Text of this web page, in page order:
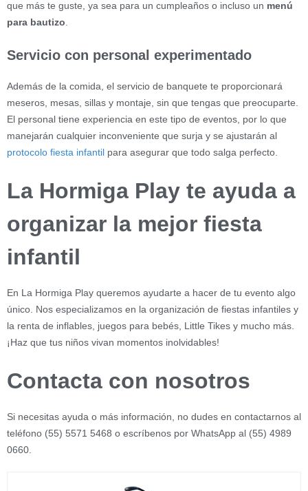
que más te guste, ya sea para un cumpleaños o incluso un menú
para bautizo
Servicio con personal experimentado
Además de la comida, el servicio de banquete te proporcionará
meseros, mesas, sillas y montaje, sin que tengas que preocuparte.
El personal tiene experiencia en este tipo de eventos, por lo que
manejarán cualquier inconveniente que surja y se ajustarán al
protocolo fiesta infantil para asegurar que todo salga perfecto.
La Hormiga Play te ayuda a
organizar la mejor fiesta
infantil
En La Hormiga Play queremos ayudarte a hacer de tu evento algo
único. Nos especializamos en la organización de fiestas infantiles y
la renta de inflables, juegos para bebés, Little Tikes y mucho más.
¡Haz que tus niños vivan momentos inolvidables!
Contacta con nosotros
Si necesitas ayuda o más información, no dudes en contactarnos al
teléfono (55) 5571 5468 o escríbenos por WhatsApp al (55) 4989
0660.